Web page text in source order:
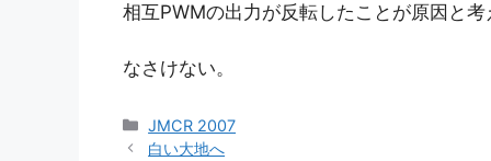
相互PWMの出力が反転したことが原因と考
なさけない。
カ
テ
JMCR 2007
白い大地へ